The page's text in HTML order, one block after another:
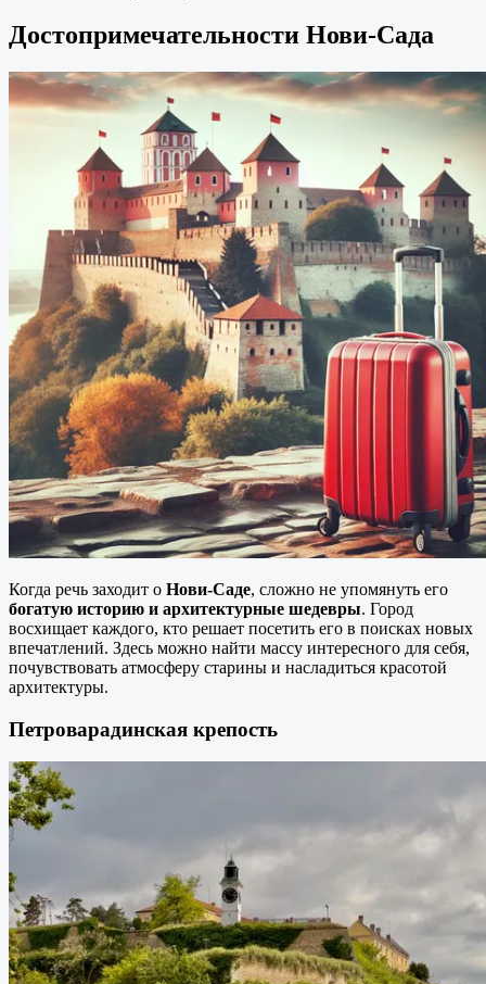
Достопримечательности Нови-Сада
Когда речь заходит о Нови-Саде, сложно не упомянуть его
богатую историю и архитектурные шедевры. Город
восхищает каждого, кто решает посетить его в поисках новых
впечатлений. Здесь можно найти массу интересного для себя,
почувствовать атмосферу старины и насладиться красотой
архитектуры.
Петроварадинская крепость